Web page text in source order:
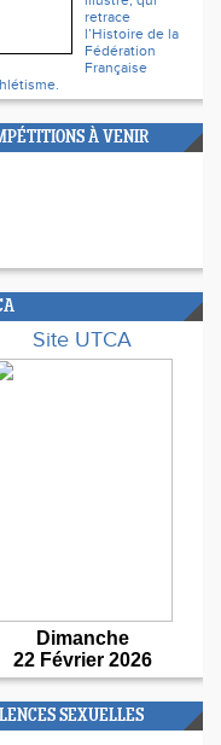
retrace
l’Histoire de la
Fédération
Française
À VENIR
Site UTCA
Dimanche
22 Février 2026
SEXUELLES